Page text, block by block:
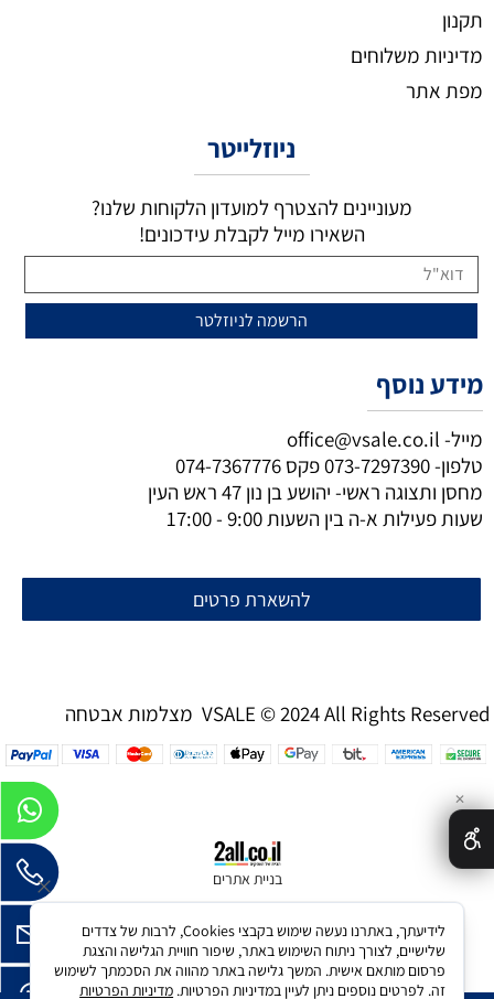
תקנון
מדיניות משלוחים
מפת אתר
ניוזלייטר
מעוניינים להצטרף למועדון הלקוחות שלנו?
השאירו מייל לקבלת עידכונים!
מידע נוסף
מייל- office@vsale.co.il
טלפון-073-7297390פקס 074-7367776
מחסן ותצוגה ראשי- יהושע בן נון 47 ראש העין
שעות פעילות א-ה בין השעות 9:00 - 17:00
להשארת פרטים
מצלמות אבטחה VSALE © 2024 All Rights Reserved
בניית אתרים
✕
לידיעתך, באתרנו נעשה שימוש בקבצי Cookies, לרבות של צדדים
שלישיים, לצורך ניתוח השימוש באתר, שיפור חוויית הגלישה והצגת
פרסום מותאם אישית. המשך גלישה באתר מהווה את הסכמתך לשימוש
זה. לפרטים נוספים ניתן לעיין במדיניות הפרטיות. מדיניות הפרטיות